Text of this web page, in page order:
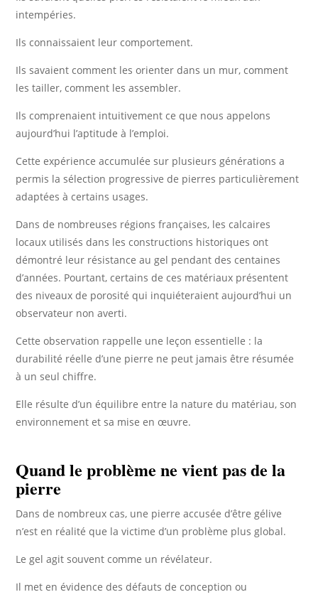
intempéries.
Ils connaissaient leur comportement.
Ils savaient comment les orienter dans un mur, comment
les tailler, comment les assembler.
Ils comprenaient intuitivement ce que nous appelons
aujourd’hui l’aptitude à l’emploi.
Cette expérience accumulée sur plusieurs générations a
permis la sélection progressive de pierres particulièrement
adaptées à certains usages.
Dans de nombreuses régions françaises, les calcaires
locaux utilisés dans les constructions historiques ont
démontré leur résistance au gel pendant des centaines
d’années. Pourtant, certains de ces matériaux présentent
des niveaux de porosité qui inquiéteraient aujourd’hui un
observateur non averti.
Cette observation rappelle une leçon essentielle : la
durabilité réelle d’une pierre ne peut jamais être résumée
à un seul chiffre.
Elle résulte d’un équilibre entre la nature du matériau, son
environnement et sa mise en œuvre.
Quand le problème ne vient pas de la
pierre
Dans de nombreux cas, une pierre accusée d’être gélive
n’est en réalité que la victime d’un problème plus global.
Le gel agit souvent comme un révélateur.
Il met en évidence des défauts de conception ou